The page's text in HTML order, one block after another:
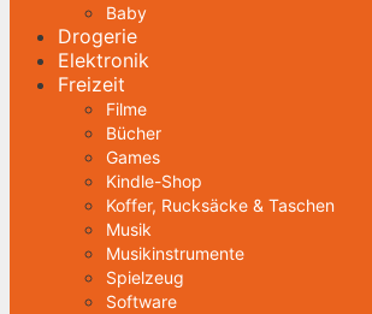
Baby
Drogerie
Elektronik
Freizeit
Filme
Bücher
Games
Kindle-Shop
Koffer, Rucksäcke & Taschen
Musik
Musikinstrumente
Spielzeug
Software